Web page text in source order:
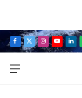
Facebook
X
Instagram